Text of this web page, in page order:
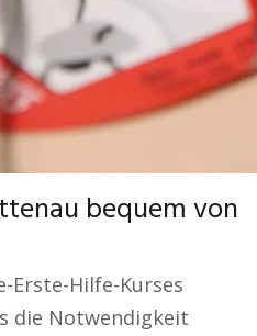
bequem von
Erste-Hilfe-Kurses
die Notwendigkeit